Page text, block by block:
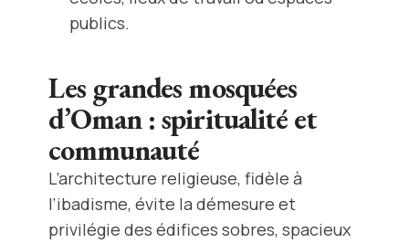
publics.
Les grandes mosquées
d’Oman : spiritualité et
communauté
L’architecture religieuse, fidèle à
l’ibadisme, évite la démesure et
privilégie des édifices sobres, spacieux